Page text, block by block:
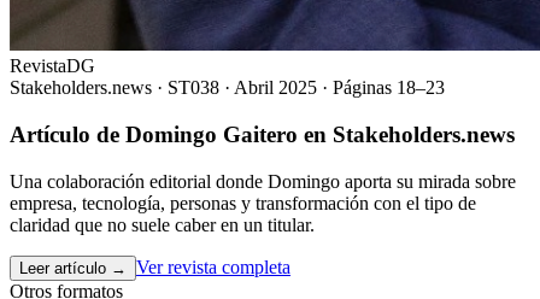
RevistaDG
Stakeholders.news · ST038 · Abril 2025 · Páginas 18–23
Artículo de Domingo Gaitero en Stakeholders.news
Una colaboración editorial donde Domingo aporta su mirada sobre
empresa, tecnología, personas y transformación con el tipo de
claridad que no suele caber en un titular.
Leer artículo →
Ver revista completa
Otros formatos